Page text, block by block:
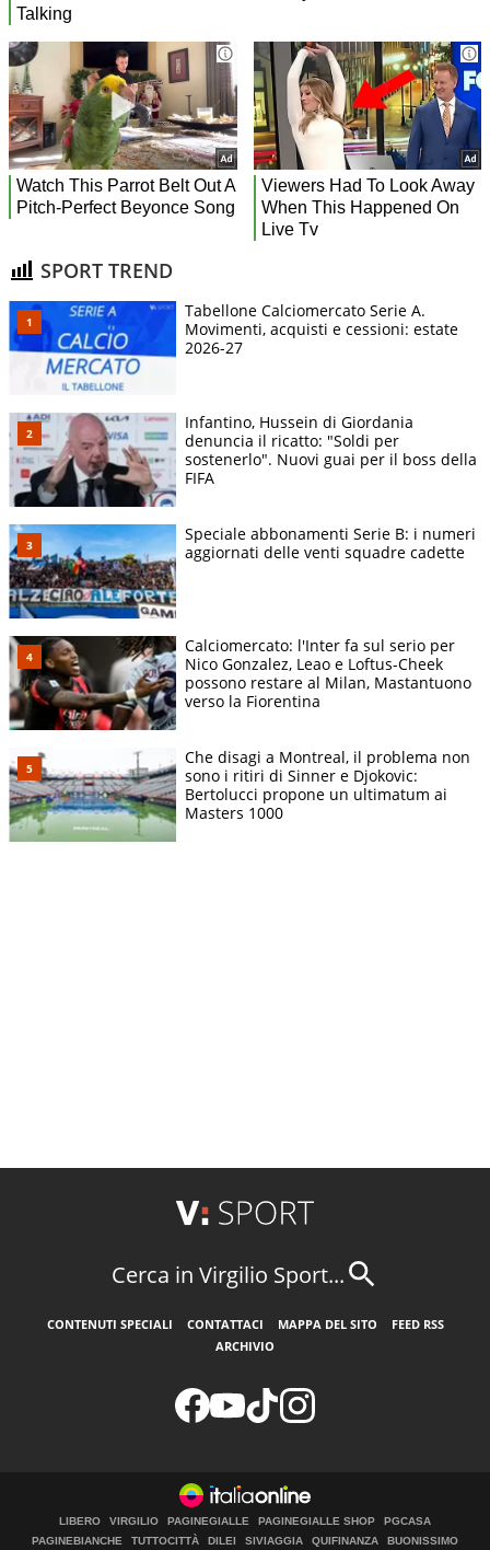
SPORT TREND
Tabellone Calciomercato Serie A.
Movimenti, acquisti e cessioni: estate
2026-27
Infantino, Hussein di Giordania
denuncia il ricatto: "Soldi per
sostenerlo". Nuovi guai per il boss della
FIFA
Speciale abbonamenti Serie B: i numeri
aggiornati delle venti squadre cadette
Calciomercato: l'Inter fa sul serio per
Nico Gonzalez, Leao e Loftus-Cheek
possono restare al Milan, Mastantuono
verso la Fiorentina
Che disagi a Montreal, il problema non
sono i ritiri di Sinner e Djokovic:
Bertolucci propone un ultimatum ai
Masters 1000
Cerca in Virgilio Sport...
CONTENUTI SPECIALI CONTATTACI MAPPA DEL SITO
FEED RSS
ARCHIVIO
LIBERO VIRGILIO PAGINEGIALLE PAGINEGIALLE SHOP
PGCASA
PAGINEBIANCHE
TUTTOCITTÀ DILEI SIVIAGGIA QUIFINANZA BUONISSIMO